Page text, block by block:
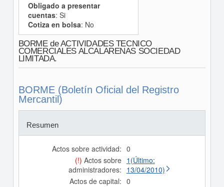
Obligado a presentar
cuentas: Si
Cotiza en bolsa: No
BORME de ACTIVIDADES TECNICO
COMERCIALES ALCALARENAS SOCIEDAD
LIMITADA.
BORME (Boletín Oficial del Registro
Mercantil)
Resumen
Actos sobre actividad: 0
(!) Actos sobre
administradores:
1(Último:
13/04/2010)
Actos de capital: 0